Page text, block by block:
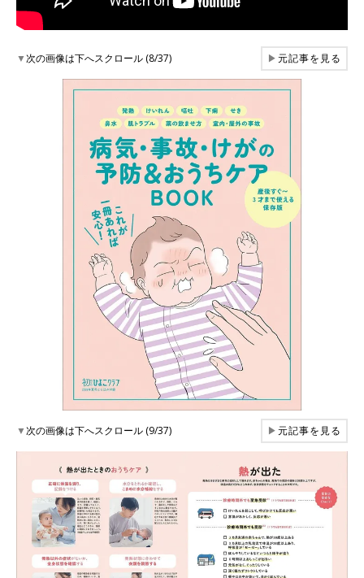
▼次の画像は下へスクロール (8/37) ▶元記事を見る
▼次の画像は下へスクロール (9/37) ▶元記事を見る